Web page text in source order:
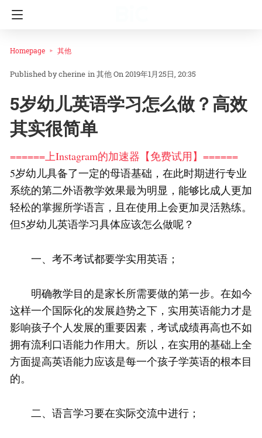
Homepage 其他
cherine in其他On 2019年1月25日, 20:35
5岁幼儿英语学习怎么做？高效
其实很简单
======上Instagram的加速器【免费试用】======
5岁幼儿具备了一定的母语基础，在此时期进行专业
系统的第二外语教学效果最为明显，能够比成人更加
轻松的掌握所学语言，且在使用上会更加灵活熟练。
但5岁幼儿英语学习具体应该怎么做呢？
一、考不考试都要学实用英语；
明确教学目的是家长所需要做的第一步。在如今
这样一个国际化的发展趋势之下，实用英语能力才是
影响孩子个人发展的重要因素，考试成绩再高也不如
拥有流利口语能力作用大。所以，在实用的基础上全
方面提高英语能力应该是每一个孩子学英语的根本目
的。
二、语言学习要在实际交流中进行；